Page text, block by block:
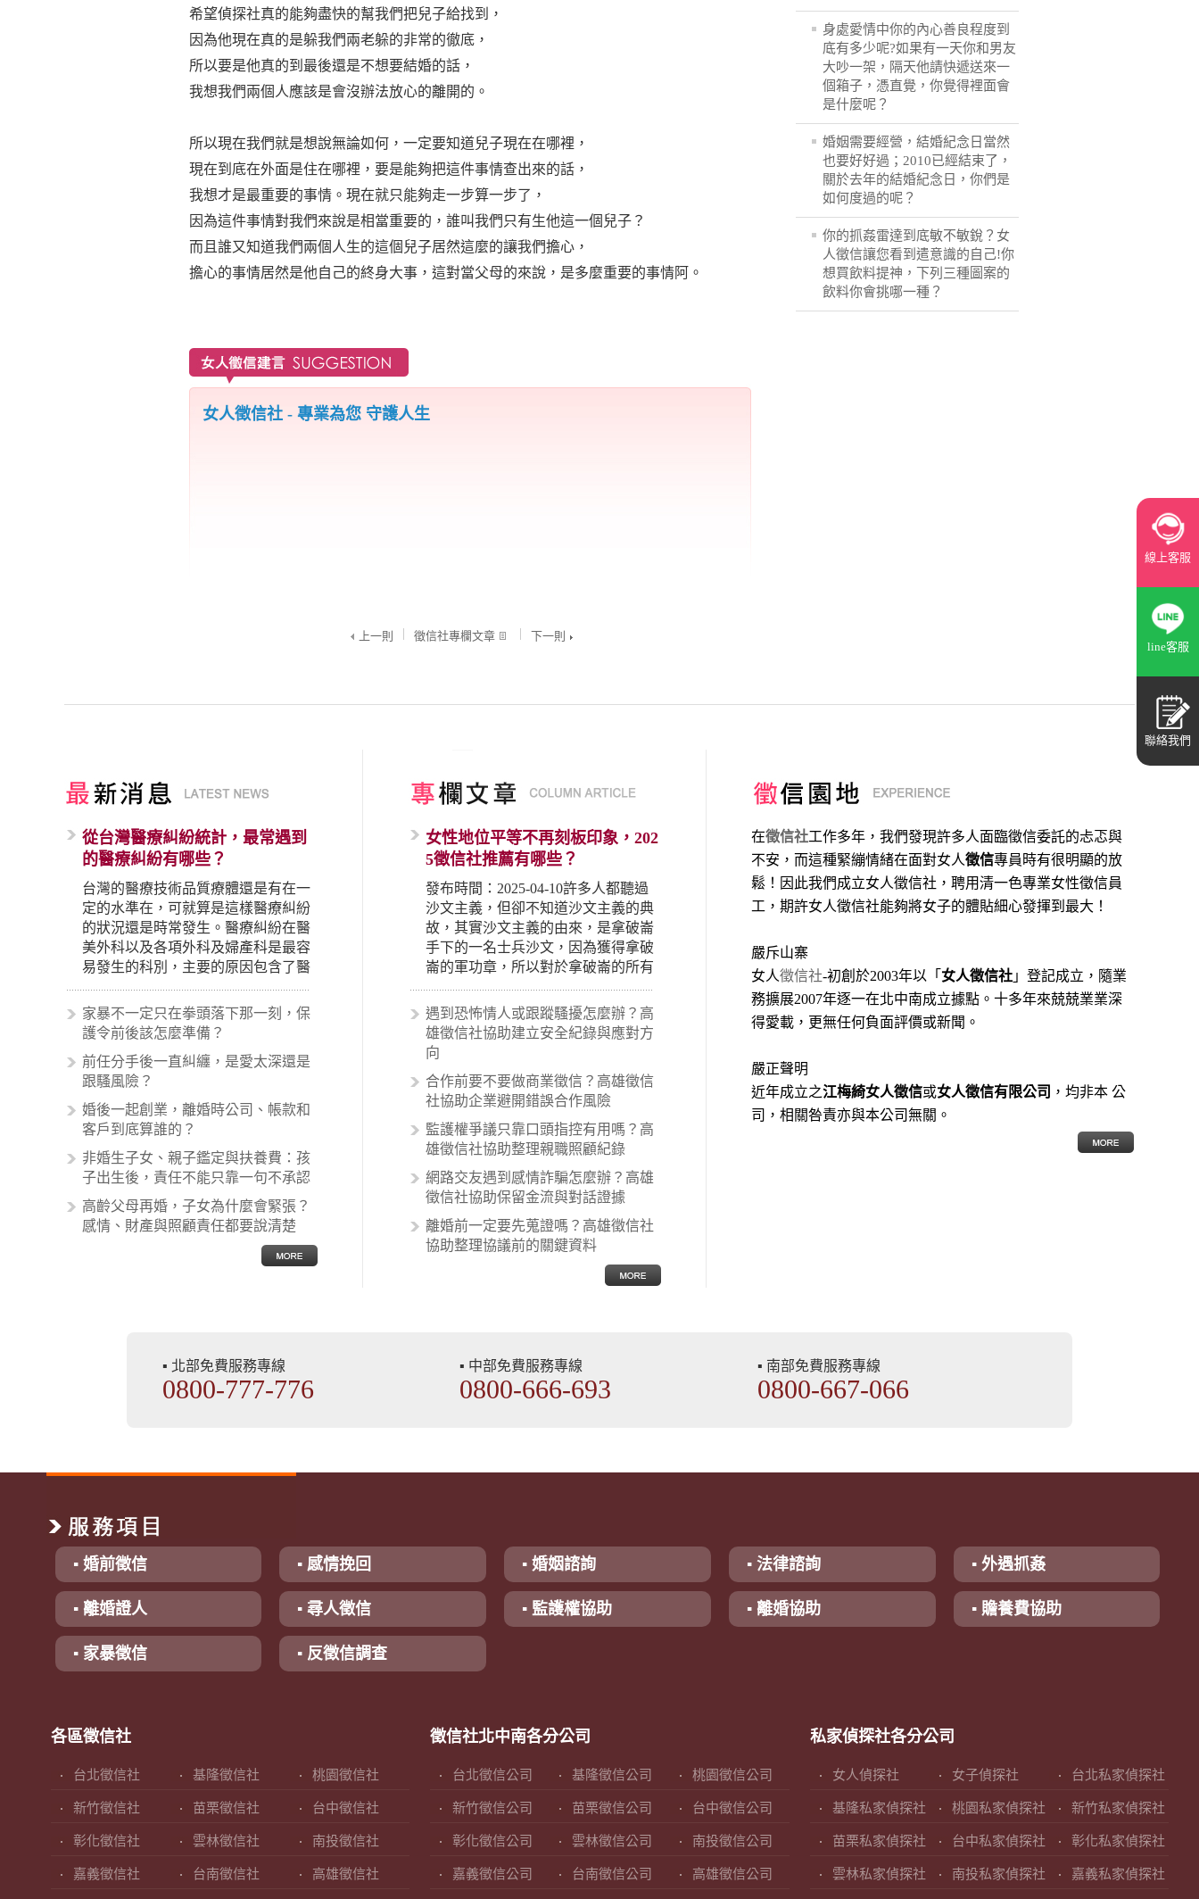
線上客服
line客服
聯絡我們
希望偵探社真的能夠盡快的幫我們把兒子給找到，
因為他現在真的是躲我們兩老躲的非常的徹底，
所以要是他真的到最後還是不想要結婚的話，
我想我們兩個人應該是會沒辦法放心的離開的。
所以現在我們就是想說無論如何，一定要知道兒子現在在哪裡，
現在到底在外面是住在哪裡，要是能夠把這件事情查出來的話，
我想才是最重要的事情。現在就只能夠走一步算一步了，
因為這件事情對我們來說是相當重要的，誰叫我們只有生他這一個兒子？
而且誰又知道我們兩個人生的這個兒子居然這麼的讓我們擔心，
擔心的事情居然是他自己的終身大事，這對當父母的來說，是多麼重要的事情阿。
女人徵信社 - 專業為您 守護人生
上一則 徵信社專欄文章 下一則
身處愛情中你的內心善良程度到
底有多少呢?如果有一天你和男友
大吵一架，隔天他請快遞送來一
個箱子，憑直覺，你覺得裡面會
是什麼呢？
婚姻需要經營，結婚紀念日當然
也要好好過；2010已經結束了，
關於去年的結婚紀念日，你們是
如何度過的呢？
你的抓姦雷達到底敏不敏銳？女
人徵信讓您看到遣意識的自己!你
想買飲料提神，下列三種圖案的
飲料你會挑哪一種？
從台灣醫療糾紛統計，最常遇到
的醫療糾紛有哪些？
台灣的醫療技術品質療體還是有在一
定的水準在，可就算是這樣醫療糾紛
的狀況還是時常發生。醫療糾紛在醫
美外科以及各項外科及婦產科是最容
易發生的科別，主要的原因包含了醫
生未盡告知義務、醫療處置疏失、手
術疏失、術後照顧失當、醫療費用的
收取。雖然醫學進步，但醫生與病患
案例中最後都走向訴訟流程，我們如
果不幸遇到相關醫療糾紛時究竟該怎
麼處理呢？醫療糾紛相關的內容其實
非常多，有些案例…
家暴不一定只在拳頭落下那一刻，保
護令前後該怎麼準備？
前任分手後一直糾纏，是愛太深還是
跟騷風險？
婚後一起創業，離婚時公司、帳款和
客戶到底算誰的？
非婚生子女、親子鑑定與扶養費：孩
子出生後，責任不能只靠一句不承認
高齡父母再婚，子女為什麼會緊張？
感情、財產與照顧責任都要說清楚
女性地位平等不再刻板印象，202
5徵信社推薦有哪些？
發布時間：2025-04-10許多人都聽過
沙文主義，但卻不知道沙文主義的典
故，其實沙文主義的由來，是拿破崙
手下的一名士兵沙文，因為獲得拿破
崙的軍功章，所以對於拿破崙的所有
事蹟和政策產生狂熱崇拜，形成偏執
的狀況，所以沙文主義後來就被拿來
暗指偏見和歧視，而且有沙文主義傾
向的人，通常對於自己的國家和民族
國家的人，所以沙文主義也廣泛應用
在種族歧視的說法，甚至還出現了男
性沙文…
遇到恐怖情人或跟蹤騷擾怎麼辦？高
雄徵信社協助建立安全紀錄與應對方
向
合作前要不要做商業徵信？高雄徵信
社協助企業避開錯誤合作風險
監護權爭議只靠口頭指控有用嗎？高
雄徵信社協助整理親職照顧紀錄
網路交友遇到感情詐騙怎麼辦？高雄
徵信社協助保留金流與對話證據
離婚前一定要先蒐證嗎？高雄徵信社
協助整理協議前的關鍵資料
在徵信社工作多年，我們發現許多人面臨徵信委託的忐忑與
不安，而這種緊繃情緒在面對女人徵信專員時有很明顯的放
鬆！因此我們成立女人徵信社，聘用清一色專業女性徵信員
工，期許女人徵信社能夠將女子的體貼細心發揮到最大 ！
嚴斥山寨
女人徵信社-初創於2003年以「 女人徵信社 」登記成立，隨業
務擴展2007年逐一在北中南成立據點。十多年來兢兢業業深
得愛載，更無任何負面評價或新聞。
嚴正聲明
近年成立之江梅綺女人徵信或女人徵信有限公司 ，均非本 公
司，相關咎責亦與本公司無關。
▪ 北部免費服務專線
0800-777-776
▪ 中部免費服務專線
0800-666-693
▪ 南部免費服務專線
0800-667-066
▪ 婚前徵信 ▪ 感情挽回 ▪ 婚姻諮詢 ▪ 法律諮詢 ▪ 外遇抓姦
▪ 離婚證人 ▪ 尋人徵信 ▪ 監護權協助 ▪ 離婚協助 ▪ 贍養費協助
▪ 家暴徵信 ▪ 反徵信調查
各區徵信社
台北徵信社 基隆徵信社 桃園徵信社
新竹徵信社 苗栗徵信社 台中徵信社
彰化徵信社 雲林徵信社 南投徵信社
嘉義徵信社 台南徵信社 高雄徵信社
徵信社北中南各分公司
台北徵信公司 基隆徵信公司 桃園徵信公司
新竹徵信公司 苗栗徵信公司 台中徵信公司
彰化徵信公司 雲林徵信公司 南投徵信公司
嘉義徵信公司 台南徵信公司 高雄徵信公司
私家偵探社各分公司
女人偵探社 女子偵探社 台北私家偵探社
基隆私家偵探社 桃園私家偵探社 新竹私家偵探社
苗栗私家偵探社 台中私家偵探社 彰化私家偵探社
雲林私家偵探社 南投私家偵探社 嘉義私家偵探社